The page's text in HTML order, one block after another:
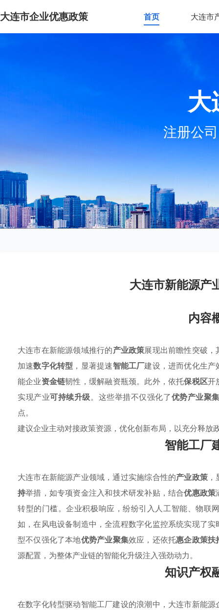
大连市企业优惠政策 首页 大连市
大
注册公
大连市新能源产
内容
大连市在新能源领域推行的产业政策展现出前瞻性突破
加速数字化转型 ，显著提速智能工厂建设，进而优化生产
能企业资金链韧性，缓解融资瓶颈。此外，依托保税区开
实现产业可持续升级。这些举措不仅强化了优势产业聚
点。
建议企业主动对接政策资源，优化创新布局，以充分释放
智能工厂
大连市在新能源产业领域，通过实施综合性的产业政策
持举措，如专项资金注入和技术研发补贴，结合优惠政策
转型的门槛。企业积极响应，纷纷引入人工智能、物联
如，在风电设备制造中，全流程数字化监控系统实现了
型不仅强化了本地优势产业聚集效应，还依托惠企政策扶
源配置，为整体产业链的智能化升级注入强劲动力。
知识产权
在数字化转型驱动智能工厂建设的浪潮中，大连市新能